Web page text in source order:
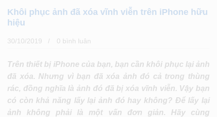
Khôi phục ảnh đã xóa vĩnh viễn trên iPhone hữu
hiệu
30/10/2019 0 bình luân
Trên thiết bị iPhone của bạn, bạn cần khôi phục lại ảnh
đã xóa. Nhưng vì bạn đã xóa ảnh đó cả trong thùng
rác, đồng nghĩa là ảnh đó đã bị xóa vĩnh viễn. Vậy bạn
có còn khả năng lấy lại ảnh đó hay không? Để lấy lại
ảnh không phải là một vấn đơn giản. Hãy cùng